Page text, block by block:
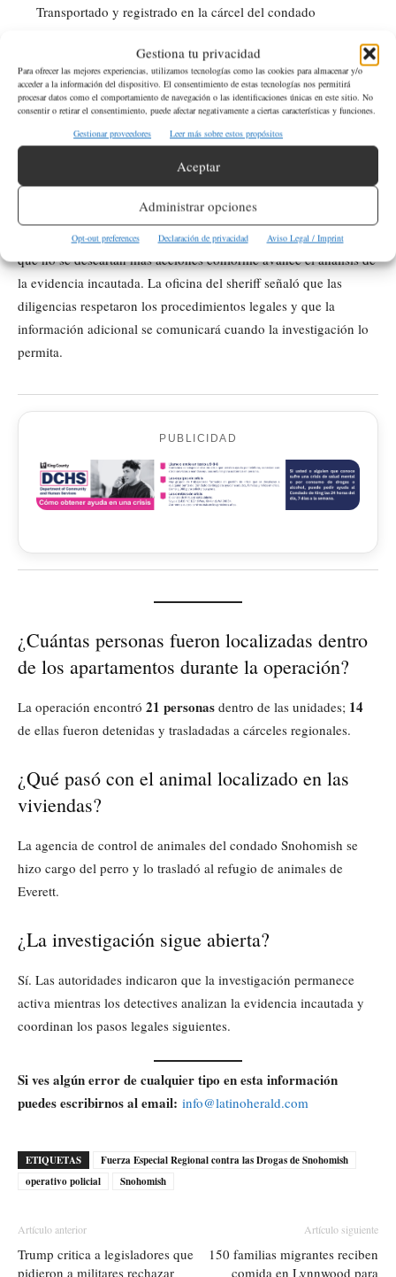
Gestiona tu privacidad
Para ofrecer las mejores experiencias, utilizamos tecnologías como las cookies para almacenar y/o
acceder a la información del dispositivo. El consentimiento de estas tecnologías nos permitirá
procesar datos como el comportamiento de navegación o las identificaciones únicas en este sitio. No
consentir o retirar el consentimiento, puede afectar negativamente a ciertas características y funciones.
Gestionar proveedores
Leer más sobre estos propósitos
Aceptar
Administrar opciones
Opt-out preferences Declaración de privacidad Aviso Legal / Imprint
Transportado y registrado en la cárcel del condado
Mujer de 42 años— arrestada por: múltiples órdenes de
detención de la Policía de Lynnwood:posesión de una
sustancia controlada,robo 3,agresión 4. Transportada a la
SCOREy registrada.
Seguimiento de la investigación
Las autoridades indicaron que la investigación continúa abierta y
que no se descartan más acciones conforme avance el análisis de
la evidencia incautada. La oficina del sheriff señaló que las
diligencias respetaron los procedimientos legales y que la
información adicional se comunicará cuando la investigación lo
permita.
PUBLICIDAD
¿Cuántas personas fueron localizadas dentro
de los apartamentos durante la operación?
La operación encontró 21 personas dentro de las unidades; 14
de ellas fueron detenidas y trasladadas a cárceles regionales.
¿Qué pasó con el animal localizado en las
viviendas?
La agencia de control de animales del condado Snohomish se
hizo cargo del perro y lo trasladó al refugio de animales de
Everett.
¿La investigación sigue abierta?
Sí. Las autoridades indicaron que la investigación permanece
activa mientras los detectives analizan la evidencia incautada y
coordinan los pasos legales siguientes.
Si ves algún error de cualquier tipo en esta información
puedes escribirnos al email: info@latinoherald.com
ETIQUETAS
Fuerza Especial Regional contra las Drogas de Snohomish
operativo policial
Snohomish
Artículo anterior
Trump critica a legisladores que
pidieron a militares rechazar
Artículo siguiente
150 familias migrantes reciben
comida en Lynnwood para